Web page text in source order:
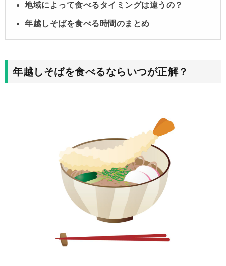
地域によって食べるタイミングは違うの？
年越しそばを食べる時間のまとめ
年越しそばを食べるならいつが正解？